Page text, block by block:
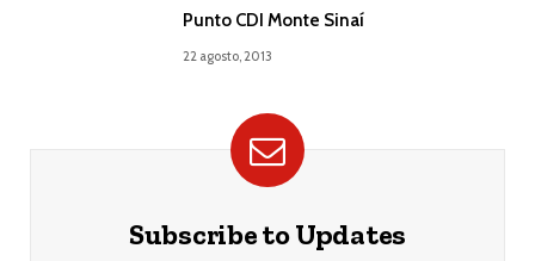
Punto CDI Monte Sinaí
22 agosto, 2013
Subscribe to Updates